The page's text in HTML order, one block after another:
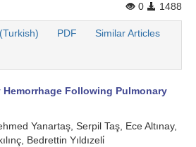
0
1488
PDF Similar Articles
Hemorrhage Following Pulmonary
Yanartaş, Serpil Taş, Ece Altınay,
Bedrettin Yıldızeli̇